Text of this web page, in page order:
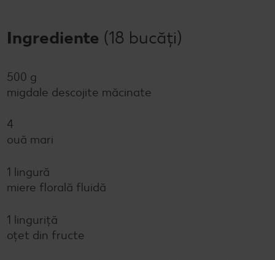
Ingrediente (18 bucăți)
500 g
migdale descojite măcinate
4
ouă mari
1 lingură
miere florală fluidă
1 linguriță
oțet din fructe